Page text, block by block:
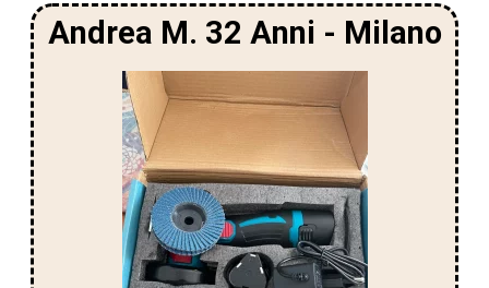
Andrea M. 32 Anni - Milano